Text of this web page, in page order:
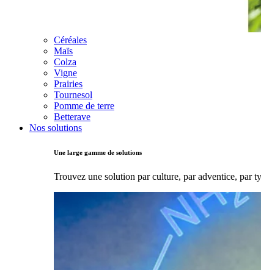
Céréales
Maïs
Colza
Vigne
Prairies
Tournesol
Pomme de terre
Betterave
Nos solutions
Une large gamme de solutions
Trouvez une solution par culture, par adventice, par